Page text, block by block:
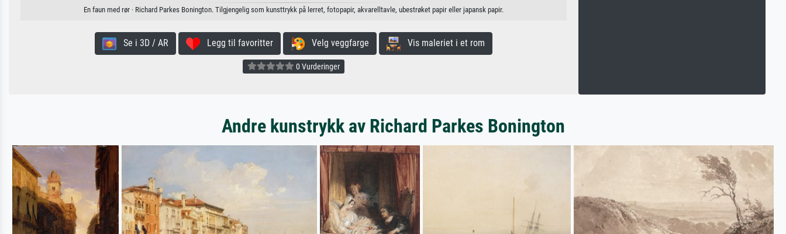
En faun med rør · Richard Parkes Bonington. Tilgjengelig som kunsttrykk på lerret, fotopapir, akvarelltavle, ubestrøket papir eller japansk papir.
Se i 3D / AR Legg til favoritter Velg veggfarge Vis maleriet i et rom
0 Vurderinger
Andre kunstrykk av Richard Parkes Bonington